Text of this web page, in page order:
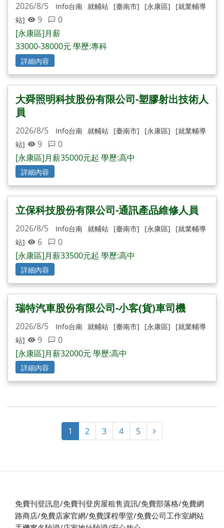
2026/8/5 Info台南 就輔站 [臺南市] [永康區]
[就業輔導
站]
9
0
[永康區]月薪
33000-38000元 學歷:專科
詳細內容
大舜照明科技股份有限公司-塑膠射出技術人
員
2026/8/5 Info台南 就輔站 [臺南市] [永康區]
[就業輔導
站]
9
0
[永康區]月薪35000元起 學歷:高中
詳細內容
立保科技股份有限公司-通訊產品維修人員
2026/8/5 Info台南 就輔站 [臺南市] [永康區]
[就業輔導
站]
6
0
[永康區]月薪33500元起 學歷:高中
詳細內容
瑞特汽車股份有限公司-小客(貨)車司機
2026/8/5 Info台南 就輔站 [臺南市] [永康區]
[就業輔導
站]
9
0
[永康區]月薪32000元 學歷:高中
詳細內容
1 2 3 4 5
免費刊登訊息/免費刊登房屋租售資訊/免費部落格/免費網
路商店/免費店家官網/免費課程學堂/免費公司工作室網站